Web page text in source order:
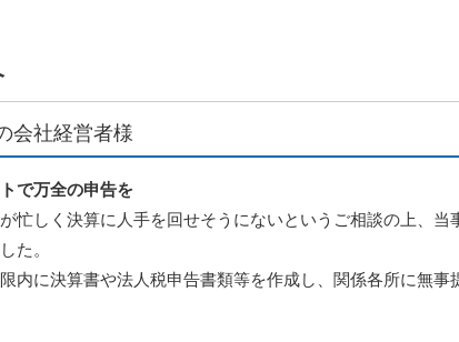
会社経営者様
で万全の申告を
忙しく決算に人手を回せそうにないというご相談の上、当
た。
内に決算書や法人税申告書類等を作成し、関係各所に無事